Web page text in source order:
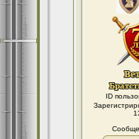
ID